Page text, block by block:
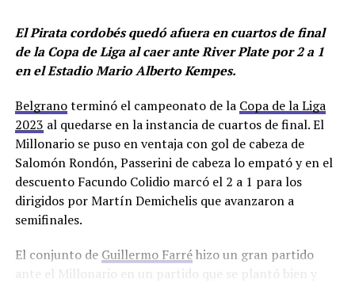
Además, el club de Barrio Alberdi oficializó la
continuidad de Franco Jara. El delantero de 35 años
continuará al menos hasta diciembre de 2024.
Los jugadores entrenarán este viernes en doble turno y
trabajarán en Villa Esquiú hasta el sábado 30 inclusive
cuando serán licenciados hasta después de las fiestas de
fin de año para encarar la parte más dura de la
pretemporada.
¡Franco Jara sigue!
El Pirata cordobés quedó afuera en cuartos de final
de la Copa de Liga al caer ante River Plate por 2 a 1
en el Estadio Mario Alberto Kempes.
Belgranoterminó el campeonato de la Copa de la Liga
2023 al quedarse en la instancia de cuartos de final. El
Millonario se puso en ventaja con gol de cabeza de
Salomón Rondón, Passerini de cabeza lo empató y en el
descuento Facundo Colidio marcó el 2 a 1 para los
dirigidos por Martín Demichelis que avanzaron a
semifinales.
El conjunto de Guillermo Farréhizo un gran partido
ante el Millonario en un partido que se plantó bien y